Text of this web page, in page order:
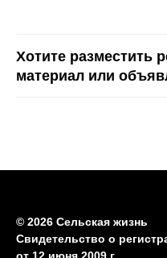
Хотите разместить
материал или
© 2026 Сельская жизнь
Свидетельство о
от 12 июня 2009 г.